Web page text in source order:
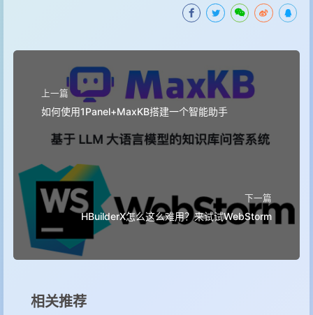
上一篇
如何使用1Panel+MaxKB搭建一个智能助手
下一篇
HBuilderX怎么这么难用？来试试WebStorm
相关推荐